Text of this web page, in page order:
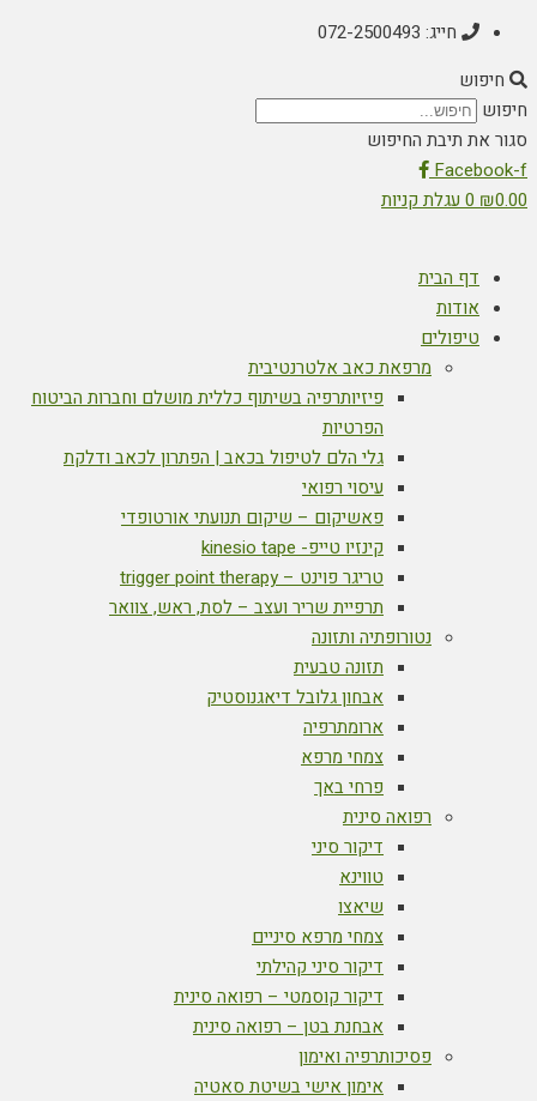
חייג: 072-2500493
חיפוש
חיפוש
סגור את תיבת החיפוש
Facebook-f
₪0.00
0 עגלת קניות
דף הבית
אודות
טיפולים
מרפאת כאב אלטרנטיבית
פיזיותרפיה בשיתוף כללית מושלם וחברות הביטוח
הפרטיות
גלי הלם לטיפול בכאב | הפתרון לכאב ודלקת
עיסוי רפואי
פאשיקום – שיקום תנועתי אורטופדי
קינזיו טייפ- kinesio tape
טריגר פוינט – trigger point therapy
תרפיית שריר ועצב – לסת, ראש, צוואר
נטורופתיה ותזונה
תזונה טבעית
אבחון גלובל דיאגנוסטיק
ארומתרפיה
צמחי מרפא
פרחי באך
רפואה סינית
דיקור סיני
טווינא
שיאצו
צמחי מרפא סיניים
דיקור סיני קהילתי
דיקור קוסמטי – רפואה סינית
אבחנת בטן – רפואה סינית
פסיכותרפיה ואימון
אימון אישי בשיטת סאטיה